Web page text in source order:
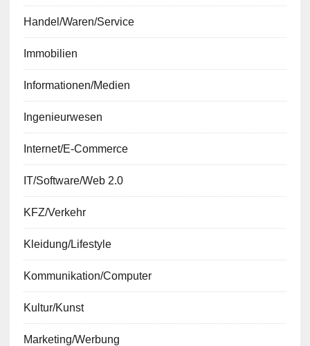
Handel/Waren/Service
Immobilien
Informationen/Medien
Ingenieurwesen
Internet/E-Commerce
IT/Software/Web 2.0
KFZ/Verkehr
Kleidung/Lifestyle
Kommunikation/Computer
Kultur/Kunst
Marketing/Werbung